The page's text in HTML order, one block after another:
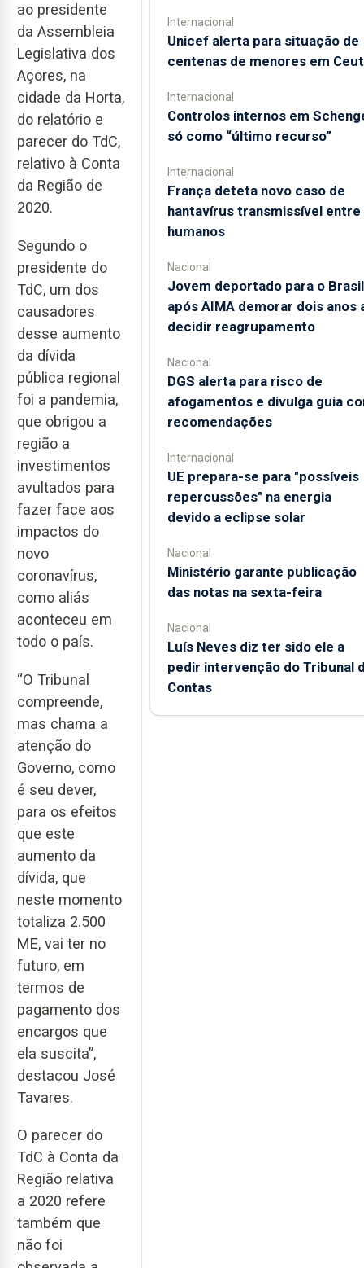
ao presidente
da Assembleia
Legislativa dos
Açores, na
cidade da Horta,
do relatório e
parecer do TdC,
relativo à Conta
da Região de
2020.
Segundo o
presidente do
TdC, um dos
causadores
desse aumento
da dívida
pública regional
foi a pandemia,
que obrigou a
região a
investimentos
avultados para
fazer face aos
impactos do
novo
coronavírus,
como aliás
aconteceu em
todo o país.
“O Tribunal
compreende,
mas chama a
atenção do
Governo, como
é seu dever,
para os efeitos
que este
aumento da
dívida, que
neste momento
totaliza 2.500
ME, vai ter no
futuro, em
termos de
pagamento dos
encargos que
ela suscita”,
destacou José
Tavares.
O parecer do
TdC à Conta da
Região relativa
a 2020 refere
também que
não foi
Internacional
Unicef alerta para situação de
centenas de menores em
Internacional
Controlos internos em
só como “último recurso”
Internacional
França deteta novo caso de
hantavírus transmissível entre
humanos
Nacional
Jovem deportado para o Brasil
após AIMA demorar dois anos
decidir reagrupamento
Nacional
DGS alerta para risco de
afogamentos e divulga guia
recomendações
Internacional
UE prepara-se para "possíveis
repercussões" na energia
devido a eclipse solar
Nacional
Ministério garante publicação
das notas na sexta-feira
Nacional
Luís Neves diz ter sido ele a
pedir intervenção do Tribunal
Contas